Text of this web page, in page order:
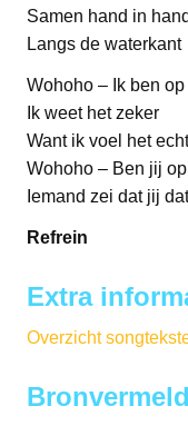
Samen hand in hand
Langs de waterkant
Wohoho – Ik ben op
Ik weet het zeker
Want ik voel het echt
Wohoho – Ben jij
Iemand zei dat jij
Refrein
Extra
Overzicht